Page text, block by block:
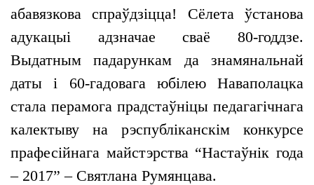
абавязкова спраўдзіцца! Сёлета ўстанова
адукацыі адзначае сваё 80-годдзе.
Выдатным падарункам да знамянальнай
даты і 60-гадовага юбілею Наваполацка
стала перамога прадстаўніцы педагагічнага
калектыву на рэспубліканскім конкурсе
прафесійнага майстэрства “Настаўнік года
– 2017” – Святлана Румянцава.